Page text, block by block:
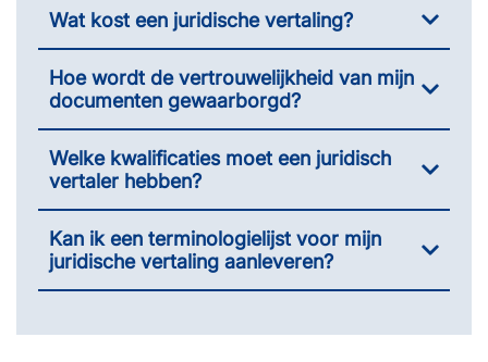
Wat kost een juridische vertaling?
Hoe wordt de vertrouwelijkheid van mijn
documenten gewaarborgd?
Welke kwalificaties moet een juridisch
vertaler hebben?
Kan ik een terminologielijst voor mijn
juridische vertaling aanleveren?